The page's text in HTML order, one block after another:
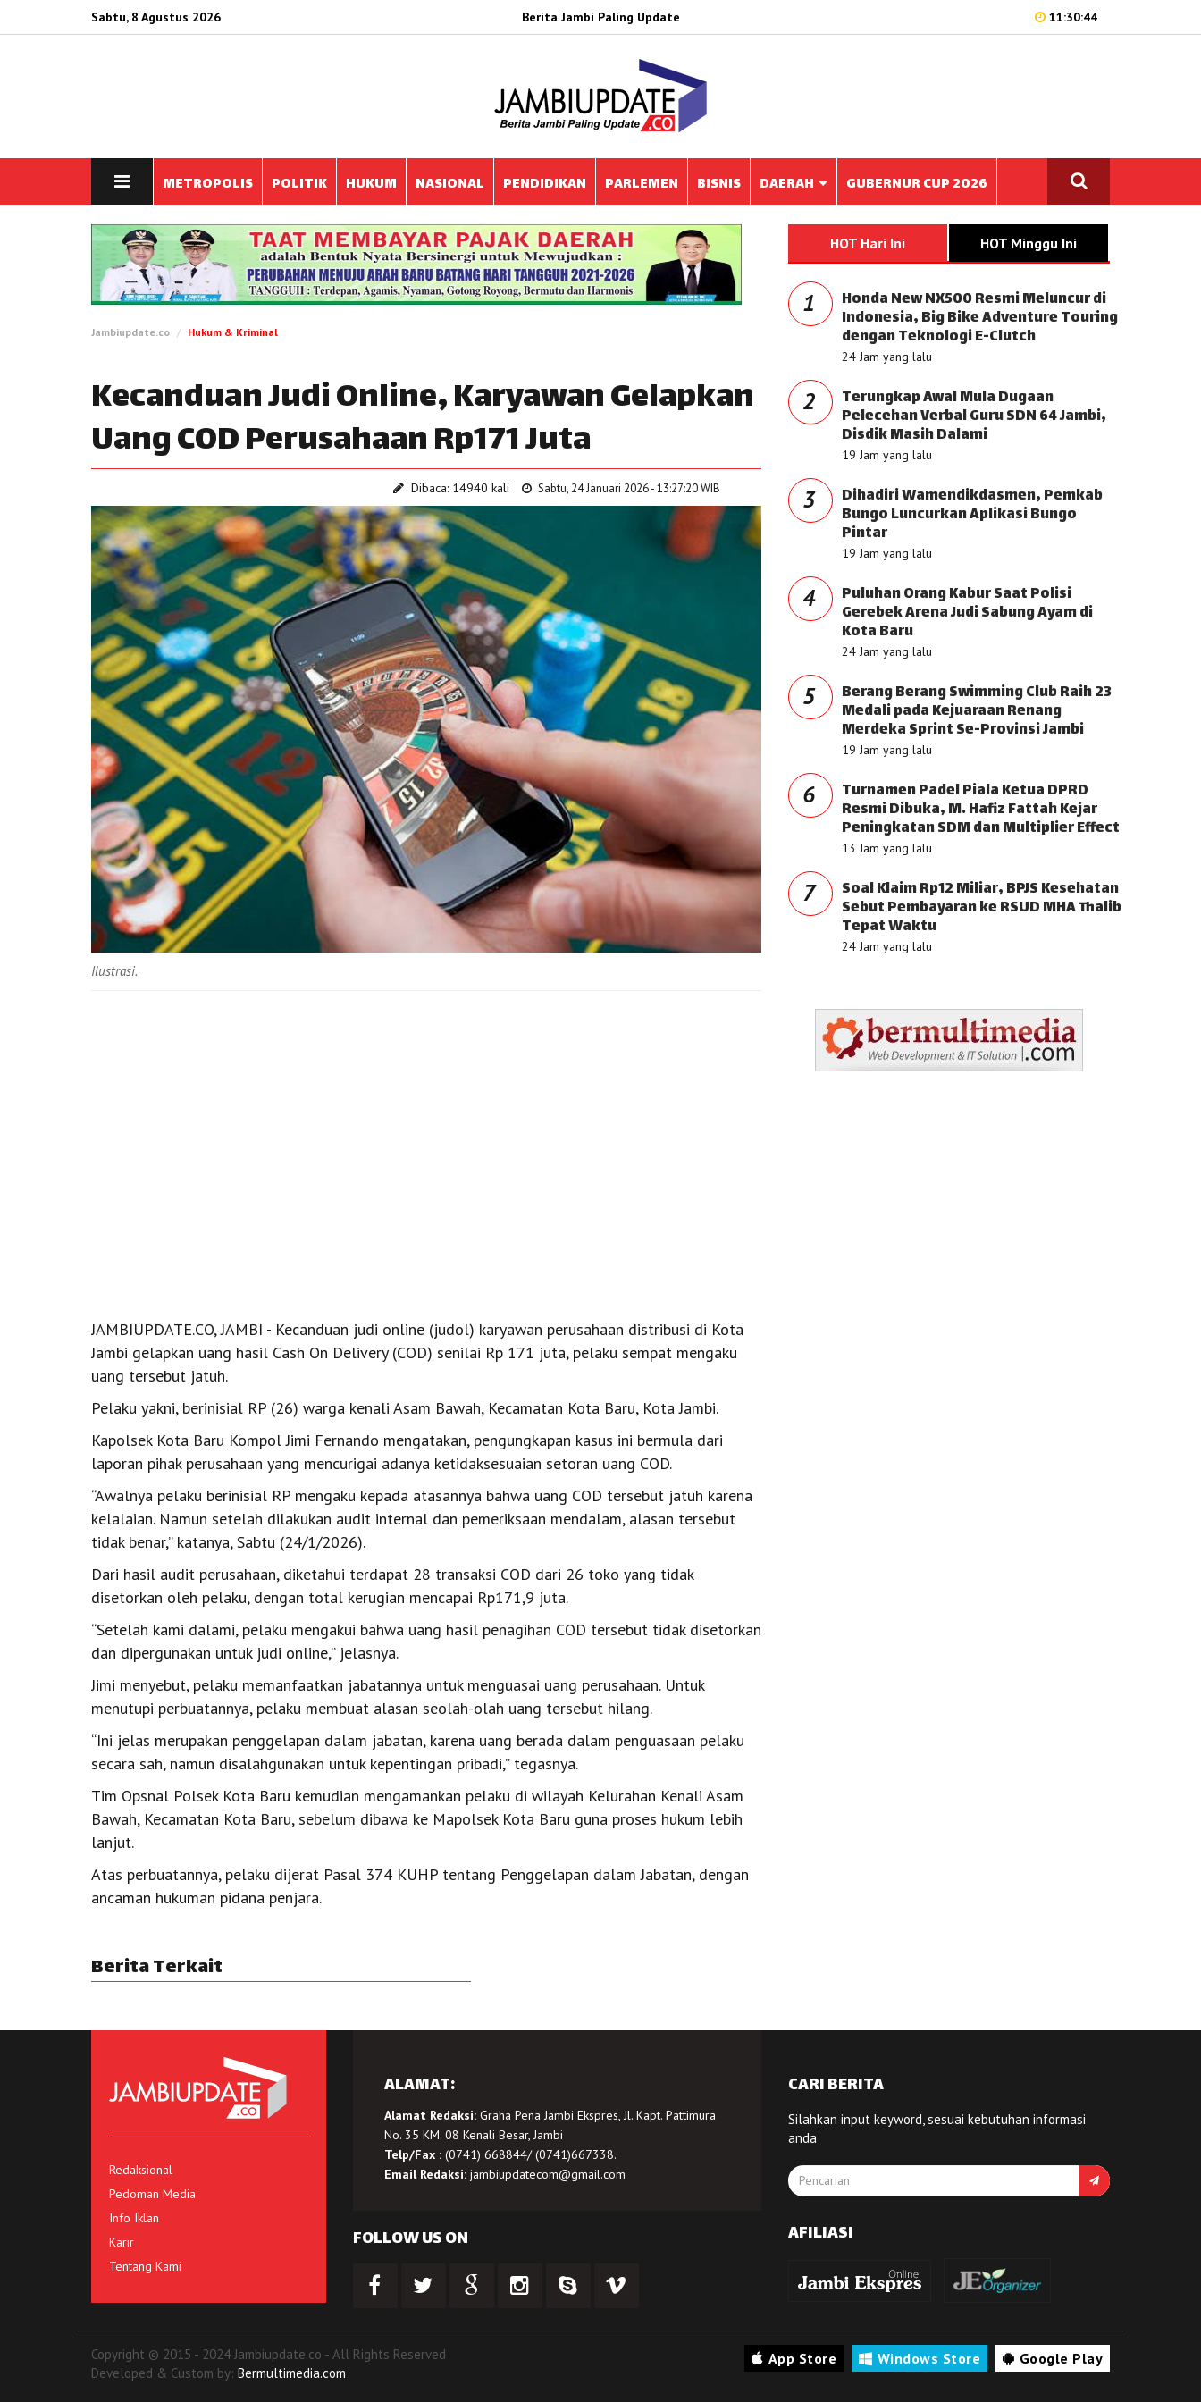
Sabtu, 8 Agustus 2026 Berita Jambi Paling Update 11:30:44
METROPOLIS POLITIK HUKUM NASIONAL PENDIDIKAN PARLEMEN BISNIS DAERAH GUBERNUR CUP 2026
Jambiupdate.co Hukum & Kriminal
Kecanduan Judi Online, Karyawan Gelapkan
Uang COD Perusahaan Rp171 Juta
Dibaca: 14940 kali Sabtu, 24 Januari 2026 - 13:27:20 WIB
Ilustrasi.
JAMBIUPDATE.CO, JAMBI - Kecanduan judi online (judol) karyawan perusahaan distribusi di Kota
Jambi gelapkan uang hasil Cash On Delivery (COD) senilai Rp 171 juta, pelaku sempat mengaku
uang tersebut jatuh.
Pelaku yakni, berinisial RP (26) warga kenali Asam Bawah, Kecamatan Kota Baru, Kota Jambi.
Kapolsek Kota Baru Kompol Jimi Fernando mengatakan, pengungkapan kasus ini bermula dari
laporan pihak perusahaan yang mencurigai adanya ketidaksesuaian setoran uang COD.
“Awalnya pelaku berinisial RP mengaku kepada atasannya bahwa uang COD tersebut jatuh karena
kelalaian. Namun setelah dilakukan audit internal dan pemeriksaan mendalam, alasan tersebut
tidak benar,” katanya, Sabtu (24/1/2026).
Dari hasil audit perusahaan, diketahui terdapat 28 transaksi COD dari 26 toko yang tidak
disetorkan oleh pelaku, dengan total kerugian mencapai Rp171,9 juta.
“Setelah kami dalami, pelaku mengakui bahwa uang hasil penagihan COD tersebut tidak disetorkan
dan dipergunakan untuk judi online,” jelasnya.
Jimi menyebut, pelaku memanfaatkan jabatannya untuk menguasai uang perusahaan. Untuk
menutupi perbuatannya, pelaku membuat alasan seolah-olah uang tersebut hilang.
“Ini jelas merupakan penggelapan dalam jabatan, karena uang berada dalam penguasaan pelaku
secara sah, namun disalahgunakan untuk kepentingan pribadi,” tegasnya.
Tim Opsnal Polsek Kota Baru kemudian mengamankan pelaku di wilayah Kelurahan Kenali Asam
Bawah, Kecamatan Kota Baru, sebelum dibawa ke Mapolsek Kota Baru guna proses hukum lebih
lanjut.
Atas perbuatannya, pelaku dijerat Pasal 374 KUHP tentang Penggelapan dalam Jabatan, dengan
ancaman hukuman pidana penjara.
Berita Terkait
HOT Hari Ini HOT Minggu Ini
1 Honda New NX500 Resmi Meluncur di
Indonesia, Big Bike Adventure Touring
dengan Teknologi E-Clutch
24 Jam yang lalu
2 Terungkap Awal Mula Dugaan
Pelecehan Verbal Guru SDN 64 Jambi,
Disdik Masih Dalami
19 Jam yang lalu
3 Dihadiri Wamendikdasmen, Pemkab
Bungo Luncurkan Aplikasi Bungo
Pintar
19 Jam yang lalu
4 Puluhan Orang Kabur Saat Polisi
Gerebek Arena Judi Sabung Ayam di
Kota Baru
24 Jam yang lalu
5 Berang Berang Swimming Club Raih 23
Medali pada Kejuaraan Renang
Merdeka Sprint Se-Provinsi Jambi
19 Jam yang lalu
6 Turnamen Padel Piala Ketua DPRD
Resmi Dibuka, M. Hafiz Fattah Kejar
Peningkatan SDM dan Multiplier Effect
13 Jam yang lalu
7 Soal Klaim Rp12 Miliar, BPJS Kesehatan
Sebut Pembayaran ke RSUD MHA Thalib
Tepat Waktu
24 Jam yang lalu
Redaksional
Pedoman Media
Info Iklan
Karir
Tentang Kami
ALAMAT:
Alamat Redaksi:Graha Pena Jambi Ekspres, Jl. Kapt. Pattimura
No. 35 KM. 08 Kenali Besar, Jambi
Telp/Fax :(0741) 668844/ (0741)667338.
Email Redaksi: jambiupdatecom@gmail.com
FOLLOW US ON
CARI BERITA
Silahkan input keyword, sesuai kebutuhan informasi
anda
AFILIASI
Copyright © 2015 - 2024 Jambiupdate.co - All Rights Reserved
Developed & Custom by: Bermultimedia.com
App Store Windows Store Google Play